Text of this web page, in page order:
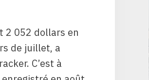
2 052 dollars en
de juillet, a
C’est à